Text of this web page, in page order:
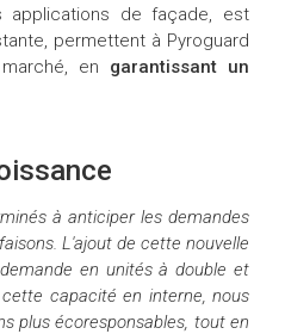
de façade, est
permettent à Pyroguard
en garantissant un
à anticiper les demandes
L'ajout de cette nouvelle
en unités à double et
capacité en interne, nous
plus écoresponsables, tout en